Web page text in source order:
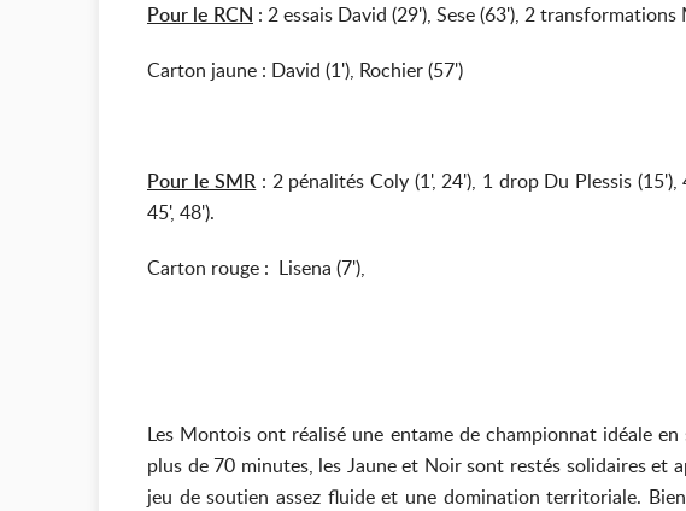
Pour le RCN : 2 essais David (29'), Sese (63'), 2
Carton jaune : David (1'), Rochier (57')
Pour le SMR : 2 pénalités Coly (1', 24'), 1 drop Du Plessis
45', 48').
Carton rouge : Lisena (7'),
Les Montois ont réalisé une entame de championnat idéale
plus de 70 minutes, les Jaune et Noir sont restés solidaires et
jeu de soutien assez fluide et une domination territoriale.